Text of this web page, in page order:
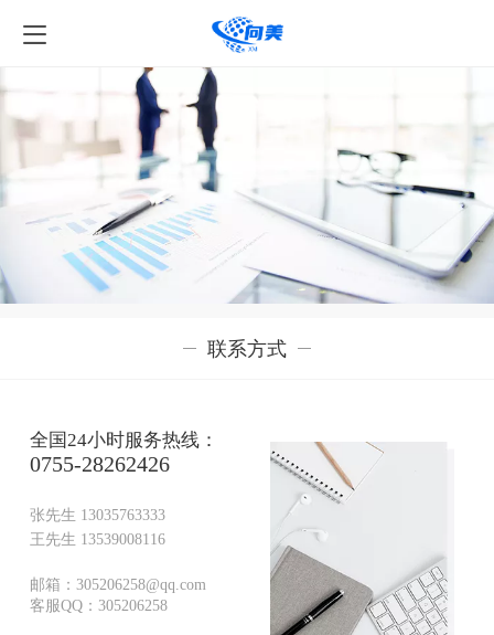
联系方式
全国24小时服务热线：
0755-28262426
张先生 13035763333
王先生 13539008116
邮箱：305206258@qq.com
客服QQ：305206258